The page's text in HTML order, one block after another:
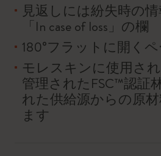
見返しには紛失時の
「In case of loss」の欄
180°フラットに開く
モレスキンに使用さ
管理されたFSC™認証
れた供給源からの原
ます